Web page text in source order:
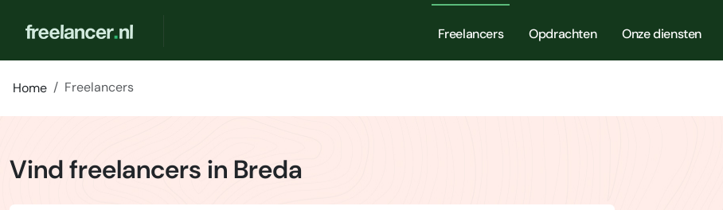
Freelancers Opdrachten Onze diensten
Home Freelancers
Vind freelancers in Breda